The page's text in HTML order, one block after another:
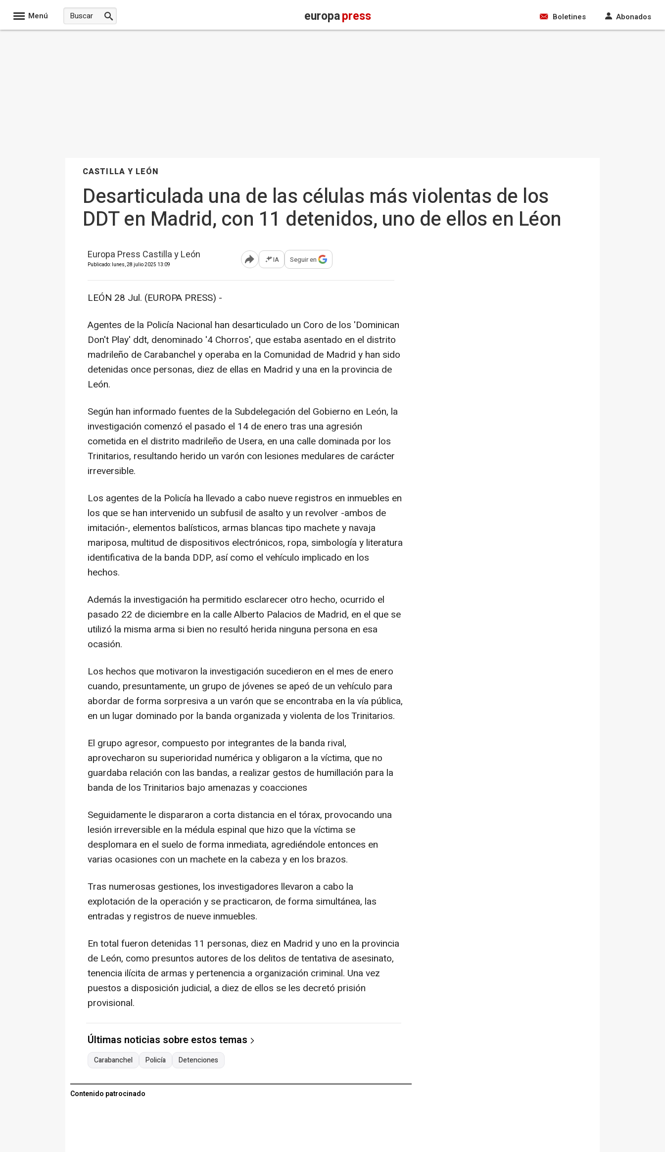
Menú europapress Boletines Abonados
CASTILLA Y LEÓN
Desarticulada una de las células más violentas de los
DDT en Madrid, con 11 detenidos, uno de ellos en Léon
Europa Press Castilla y León
Publicado: lunes, 28 julio 2025 13:09 Abrir opciones para compartir
IA Seguir en
LEÓN 28 Jul. (EUROPA PRESS) -
Agentes de la Policía Nacional han desarticulado un Coro de los 'Dominican
Don't Play' ddt, denominado '4 Chorros', que estaba asentado en el distrito
madrileño de Carabanchel y operaba en la Comunidad de Madrid y han sido
detenidas once personas, diez de ellas en Madrid y una en la provincia de
León.
Según han informado fuentes de la Subdelegación del Gobierno en León, la
investigación comenzó el pasado el 14 de enero tras una agresión
cometida en el distrito madrileño de Usera, en una calle dominada por los
Trinitarios, resultando herido un varón con lesiones medulares de carácter
irreversible.
Los agentes de la Policía ha llevado a cabo nueve registros en inmuebles en
los que se han intervenido un subfusil de asalto y un revolver -ambos de
imitación-, elementos balísticos, armas blancas tipo machete y navaja
mariposa, multitud de dispositivos electrónicos, ropa, simbología y literatura
identificativa de la banda DDP, así como el vehículo implicado en los
hechos.
Además la investigación ha permitido esclarecer otro hecho, ocurrido el
pasado 22 de diciembre en la calle Alberto Palacios de Madrid, en el que se
utilizó la misma arma si bien no resultó herida ninguna persona en esa
ocasión.
Los hechos que motivaron la investigación sucedieron en el mes de enero
cuando, presuntamente, un grupo de jóvenes se apeó de un vehículo para
abordar de forma sorpresiva a un varón que se encontraba en la vía pública,
en un lugar dominado por la banda organizada y violenta de los Trinitarios.
El grupo agresor, compuesto por integrantes de la banda rival,
aprovecharon su superioridad numérica y obligaron a la víctima, que no
guardaba relación con las bandas, a realizar gestos de humillación para la
banda de los Trinitarios bajo amenazas y coacciones
Seguidamente le dispararon a corta distancia en el tórax, provocando una
lesión irreversible en la médula espinal que hizo que la víctima se
desplomara en el suelo de forma inmediata, agrediéndole entonces en
varias ocasiones con un machete en la cabeza y en los brazos.
Tras numerosas gestiones, los investigadores llevaron a cabo la
explotación de la operación y se practicaron, de forma simultánea, las
entradas y registros de nueve inmuebles.
En total fueron detenidas 11 personas, diez en Madrid y uno en la provincia
de León, como presuntos autores de los delitos de tentativa de asesinato,
tenencia ilícita de armas y pertenencia a organización criminal. Una vez
puestos a disposición judicial, a diez de ellos se les decretó prisión
provisional.
Últimas noticias sobre estos temas
Carabanchel Policía Detenciones
Contenido patrocinado